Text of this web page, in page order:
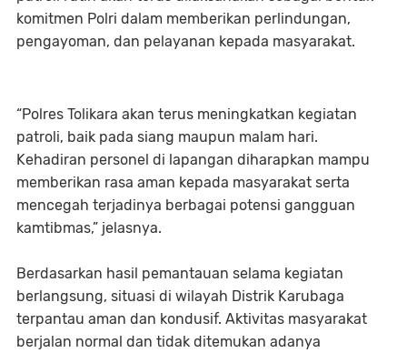
komitmen Polri dalam memberikan perlindungan,
pengayoman, dan pelayanan kepada masyarakat.
“Polres Tolikara akan terus meningkatkan kegiatan
patroli, baik pada siang maupun malam hari.
Kehadiran personel di lapangan diharapkan mampu
memberikan rasa aman kepada masyarakat serta
mencegah terjadinya berbagai potensi gangguan
kamtibmas,” jelasnya.
Berdasarkan hasil pemantauan selama kegiatan
berlangsung, situasi di wilayah Distrik Karubaga
terpantau aman dan kondusif. Aktivitas masyarakat
berjalan normal dan tidak ditemukan adanya